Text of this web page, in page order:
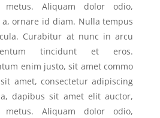
metus. Aliquam dolor odio,
ornare id diam. Nulla tempus
Curabitur at nunc in arcu
tincidunt et eros.
enim justo, sit amet commo
amet, consectetur adipiscing
dapibus sit amet elit auctor,
metus. Aliquam dolor odio,